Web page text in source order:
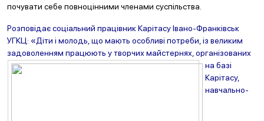
почувати себе повноцінними членами суспільства.
Розповідає соціальний працівник Карітасу Івано-Франківськ
УГКЦ: «Діти і молодь, що мають особливі потреби, із великим
задоволенням працюють у творчих майстернях, організованих
на базі
Карітасу,
навчально-